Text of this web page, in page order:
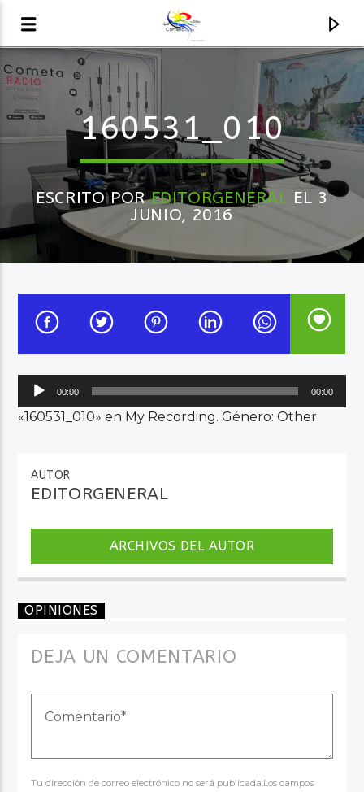
AUDIO EN VIVO
LA COMETA, SEÑALES A CIELO ABIERTO
Audio en Vivo
160531_010
ESCRITO POREDITORGENERAL EL 3
JUNIO, 2016
Reproductor
audio
00:00 00:00
«160531_010» en My Recording. Género: Other.
AUTOR
EDITORGENERAL
ARCHIVOS DEL AUTOR
OPINIONES
DEJA UN COMENTARIO
Tu dirección de correo electrónico no será publicada.Los campos